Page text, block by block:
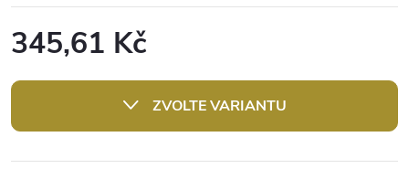
345,61 Kč
cena:
ZVOLTE VARIANTU